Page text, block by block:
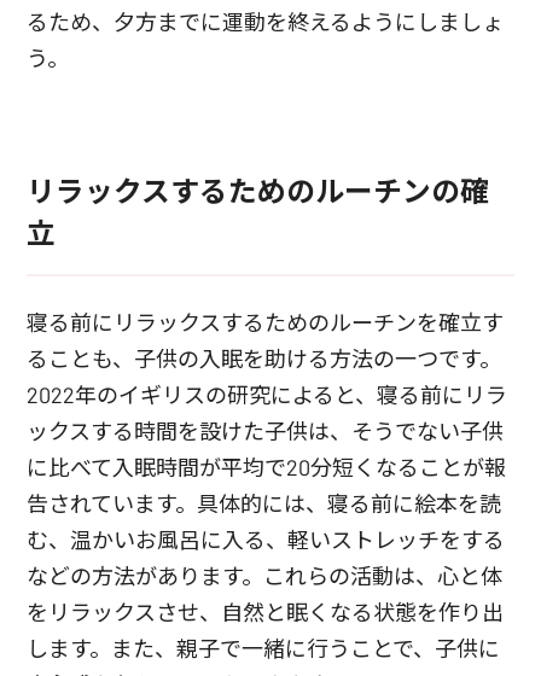
るため、夕方までに運動を終えるようにしましょ
う。
リラックスするためのルーチンの確
立
寝る前にリラックスするためのルーチンを確立す
ることも、子供の入眠を助ける方法の一つです。
2022年のイギリスの研究によると、寝る前にリラ
ックスする時間を設けた子供は、そうでない子供
に比べて入眠時間が平均で20分短くなることが報
告されています。具体的には、寝る前に絵本を読
む、温かいお風呂に入る、軽いストレッチをする
などの方法があります。これらの活動は、心と体
をリラックスさせ、自然と眠くなる状態を作り出
します。また、親子で一緒に行うことで、子供に